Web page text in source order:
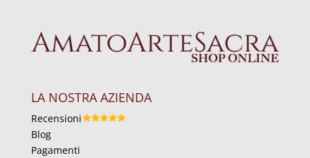
LA NOSTRA AZIENDA
Recensioni
Blog
Pagamenti